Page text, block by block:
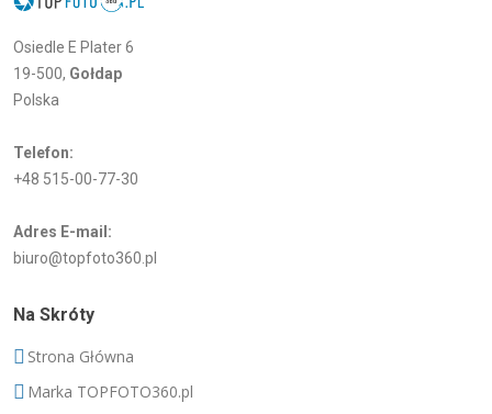
Osiedle E Plater 6
19-500, Gołdap
Polska
Telefon:
+48 515-00-77-30
Adres E-mail:
biuro@topfoto360.pl
Na Skróty
Strona Główna
Marka TOPFOTO360.pl